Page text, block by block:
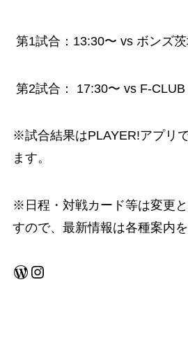
第1試合：13:30〜 vs ボンズ
第2試合： 17:30〜 vs F-CLUB
※試合結果はPLAYER!アプリ
ます。
※日程・対戦カード等は変更
すので、最新情報は各種案内
WordPress
Instagram